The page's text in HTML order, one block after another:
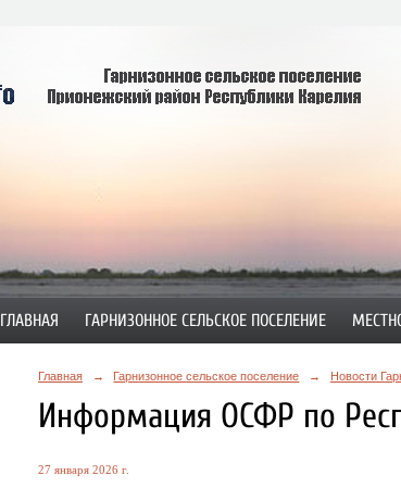
ГЛАВНАЯ ГАРНИЗОННОЕ СЕЛЬСКОЕ ПОСЕЛЕНИЕ
Главная → Гарнизонное сельское поселение → Новости
Информация ОСФР по
27 января 2026 г.